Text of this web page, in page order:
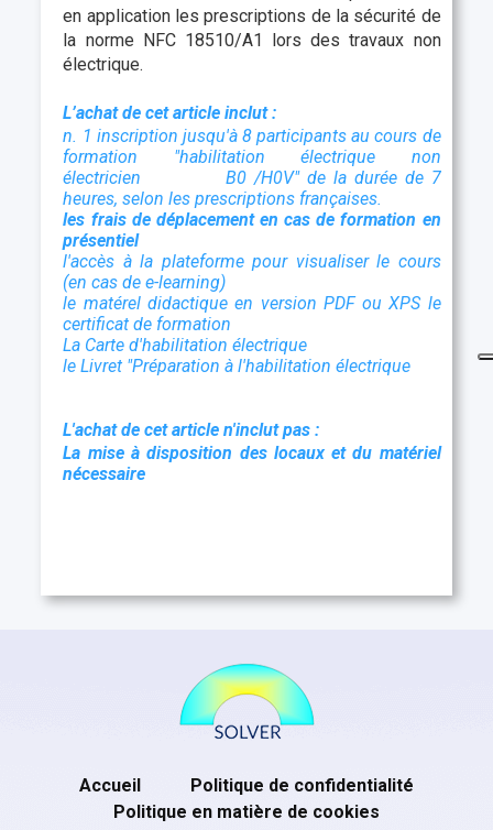
en application les prescriptions de la sécurité de
la norme NFC 18510/A1 lors des travaux non
électrique.
L’achat de cet article inclut :
n. 1 inscription jusqu'à 8 participants au cours de
formation "habilitation électrique non
électricien B0 /H0V" de la durée de 7
heures, selon les prescriptions françaises.
les frais de déplacement en cas de formation en
présentiel
l'accès à la plateforme pour visualiser le cours
(en cas de e-learning)
le matérel didactique en version PDF ou XPS le
certificat de formation
La Carte d'habilitation électrique
le Livret "Préparation à l'habilitation électrique
L'achat de cet article n'inclut pas :
La mise à disposition des locaux et du matériel
nécessaire
Accueil
Politique de confidentialité
Politique en matière de cookies